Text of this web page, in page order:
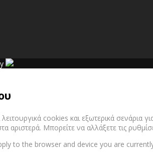
cookies και εξωτερικά
αριστερά. Μπορείτε να αλλάξετε τις
to the browser and device you are